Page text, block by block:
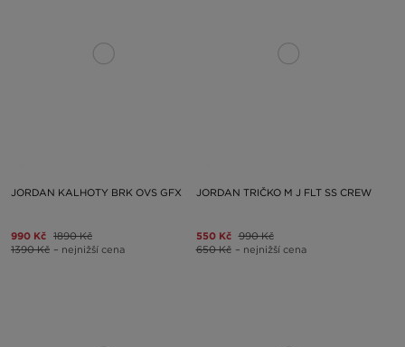
JORDAN KALHOTY BRK OVS GFX
990 Kč 1890 Kč
1390 Kč – nejnižší cena
JORDAN TRIČKO M J FLT SS CREW
550 Kč 990 Kč
650 Kč – nejnižší cena